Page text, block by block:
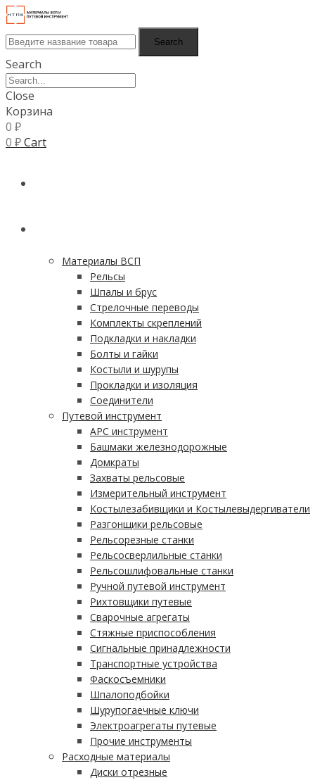
Search
Search
Close
Корзина
0 ₽
0 ₽Cart
Материалы ВСП
Рельсы
Шпалы и брус
Стрелочные переводы
Комплекты скреплений
Подкладки и накладки
Болты и гайки
Костыли и шурупы
Прокладки и изоляция
Соединители
Путевой инструмент
АРС инструмент
Башмаки железнодорожные
Домкраты
Захваты рельсовые
Измерительный инструмент
Костылезабивщики и Костылевыдергиватели
Разгонщики рельсовые
Рельсорезные станки
Рельсосверлильные станки
Рельсошлифовальные станки
Ручной путевой инструмент
Рихтовщики путевые
Сварочные агрегаты
Стяжные приспособления
Сигнальные принадлежности
Транспортные устройства
Фаскосъемники
Шпалоподбойки
Шурупогаечные ключи
Электроагрегаты путевые
Прочие инструменты
Расходные материалы
Диски отрезные